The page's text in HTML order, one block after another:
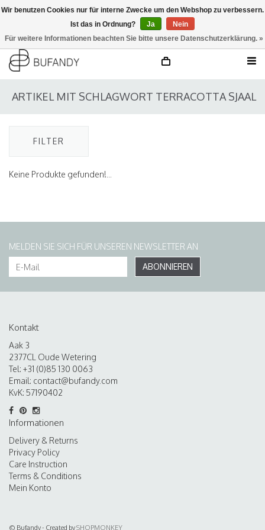
ARTIKEL MIT SCHLAGWORT TERRACOTTA SJAAL
FILTER
Keine Produkte gefunden!...
MELDEN SIE SICH FÜR UNSEREN NEWSLETTER AN
ABONNIEREN
Kontakt
Aak 3
2377CL Oude Wetering
Tel: +31 (0)85 130 0063
Email: contact@bufandy.com
KvK: 57190402
Informationen
Delivery & Returns
Privacy Policy
Care Instruction
Terms & Conditions
Mein Konto
© Bufandy - Created bySHOPMONKEY
Wir benutzen Cookies nur für interne Zwecke um den Webshop zu verbessern.
Ist das in Ordnung?
Ja
Nein
Für weitere Informationen beachten Sie bitte unsere Datenschutzerklärung. »